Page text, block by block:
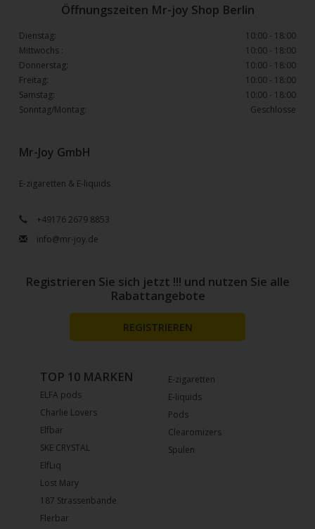
Mr-Joy GmbH
E-zigaretten & E-liquids
+49176 2679 8853
info@mr-joy.de
Öffnungszeiten Mr-joy Shop Berlin
Dienstag:
10:00 - 18:00
Mittwochs :
10:00 - 18:00
Donnerstag:
10:00 - 18:00
Freitag:
10:00 - 18:00
Samstag:
10:00 - 18:00
Sonntag/Montag:
Geschlosse
E-zigaretten
E-liquids
Pods
Clearomizers
Spulen
TOP 10 MARKEN
ELFA pods
Charlie Lovers
Elfbar
SKE CRYSTAL
ElfLiq
Lost Mary
187 Strassenbande
Flerbar
Registrieren Sie sich jetzt !!! und nutzen Sie alle
Rabattangebote
REGISTRIEREN